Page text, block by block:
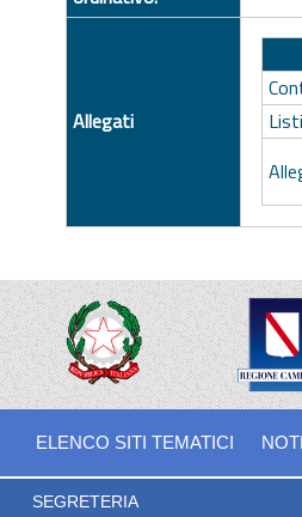
Allegati
ELENCO SITI TEMATICI
SEGRETERIA